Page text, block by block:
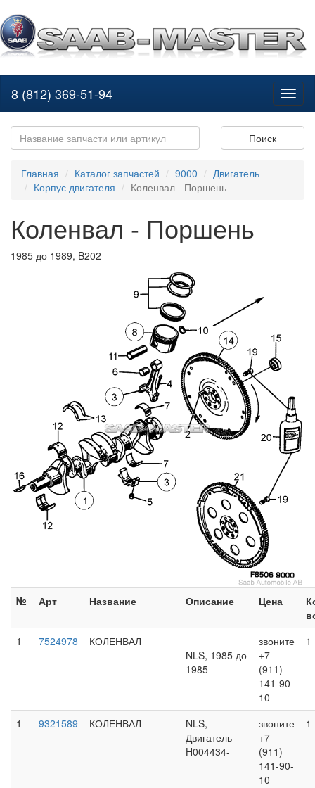
8 (812) 369-51-94
Поиск
Главная Каталог запчастей 9000
Двигатель
Корпус двигателя
Коленвал - Поршень
Коленвал - Поршень
1985 до 1989, B202
№ Арт Название Описание Цена
1
7524978
КОЛЕНВАЛ
NLS, 1985 до
1985
звоните
+7
(911)
141-90-
10
1
1 9321589 КОЛЕНВАЛ
NLS,
Двигатель
H004434-
звоните
+7
(911)
141-90-
10
1